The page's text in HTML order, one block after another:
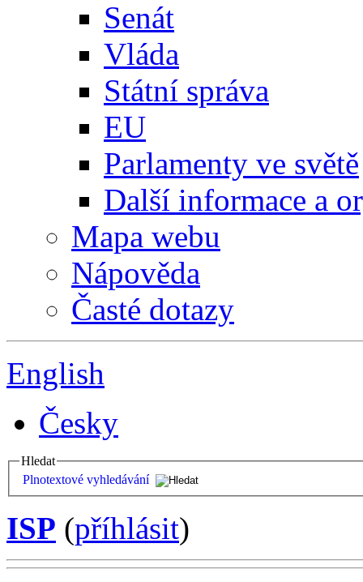
Senát
Vláda
Státní správa
EU
Parlamenty ve světě
Další informace a
Mapa webu
Nápověda
Časté dotazy
English
Česky
Hledat
Plnotextové vyhledávání
ISP (příhlásit)